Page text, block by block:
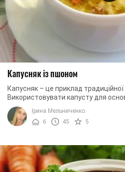
Капусняк із пшоном
Капусняк – це приклад традиційної
Використовувати капусту для
так і свіжу. Але найпопулярнішим ...
Ірина Мельниченко
6
45 5